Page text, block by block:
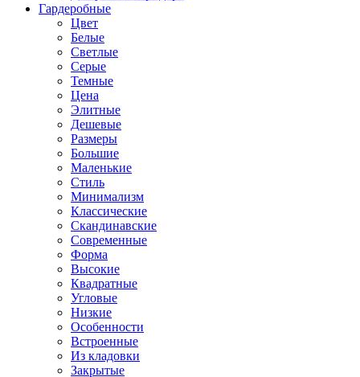
Гардеробные
Цвет
Белые
Светлые
Серые
Темные
Цена
Элитные
Дешевые
Размеры
Большие
Маленькие
Стиль
Минимализм
Классические
Скандинавские
Современные
Форма
Высокие
Квадратные
Угловые
Низкие
Особенности
Встроенные
Из кладовки
Закрытые